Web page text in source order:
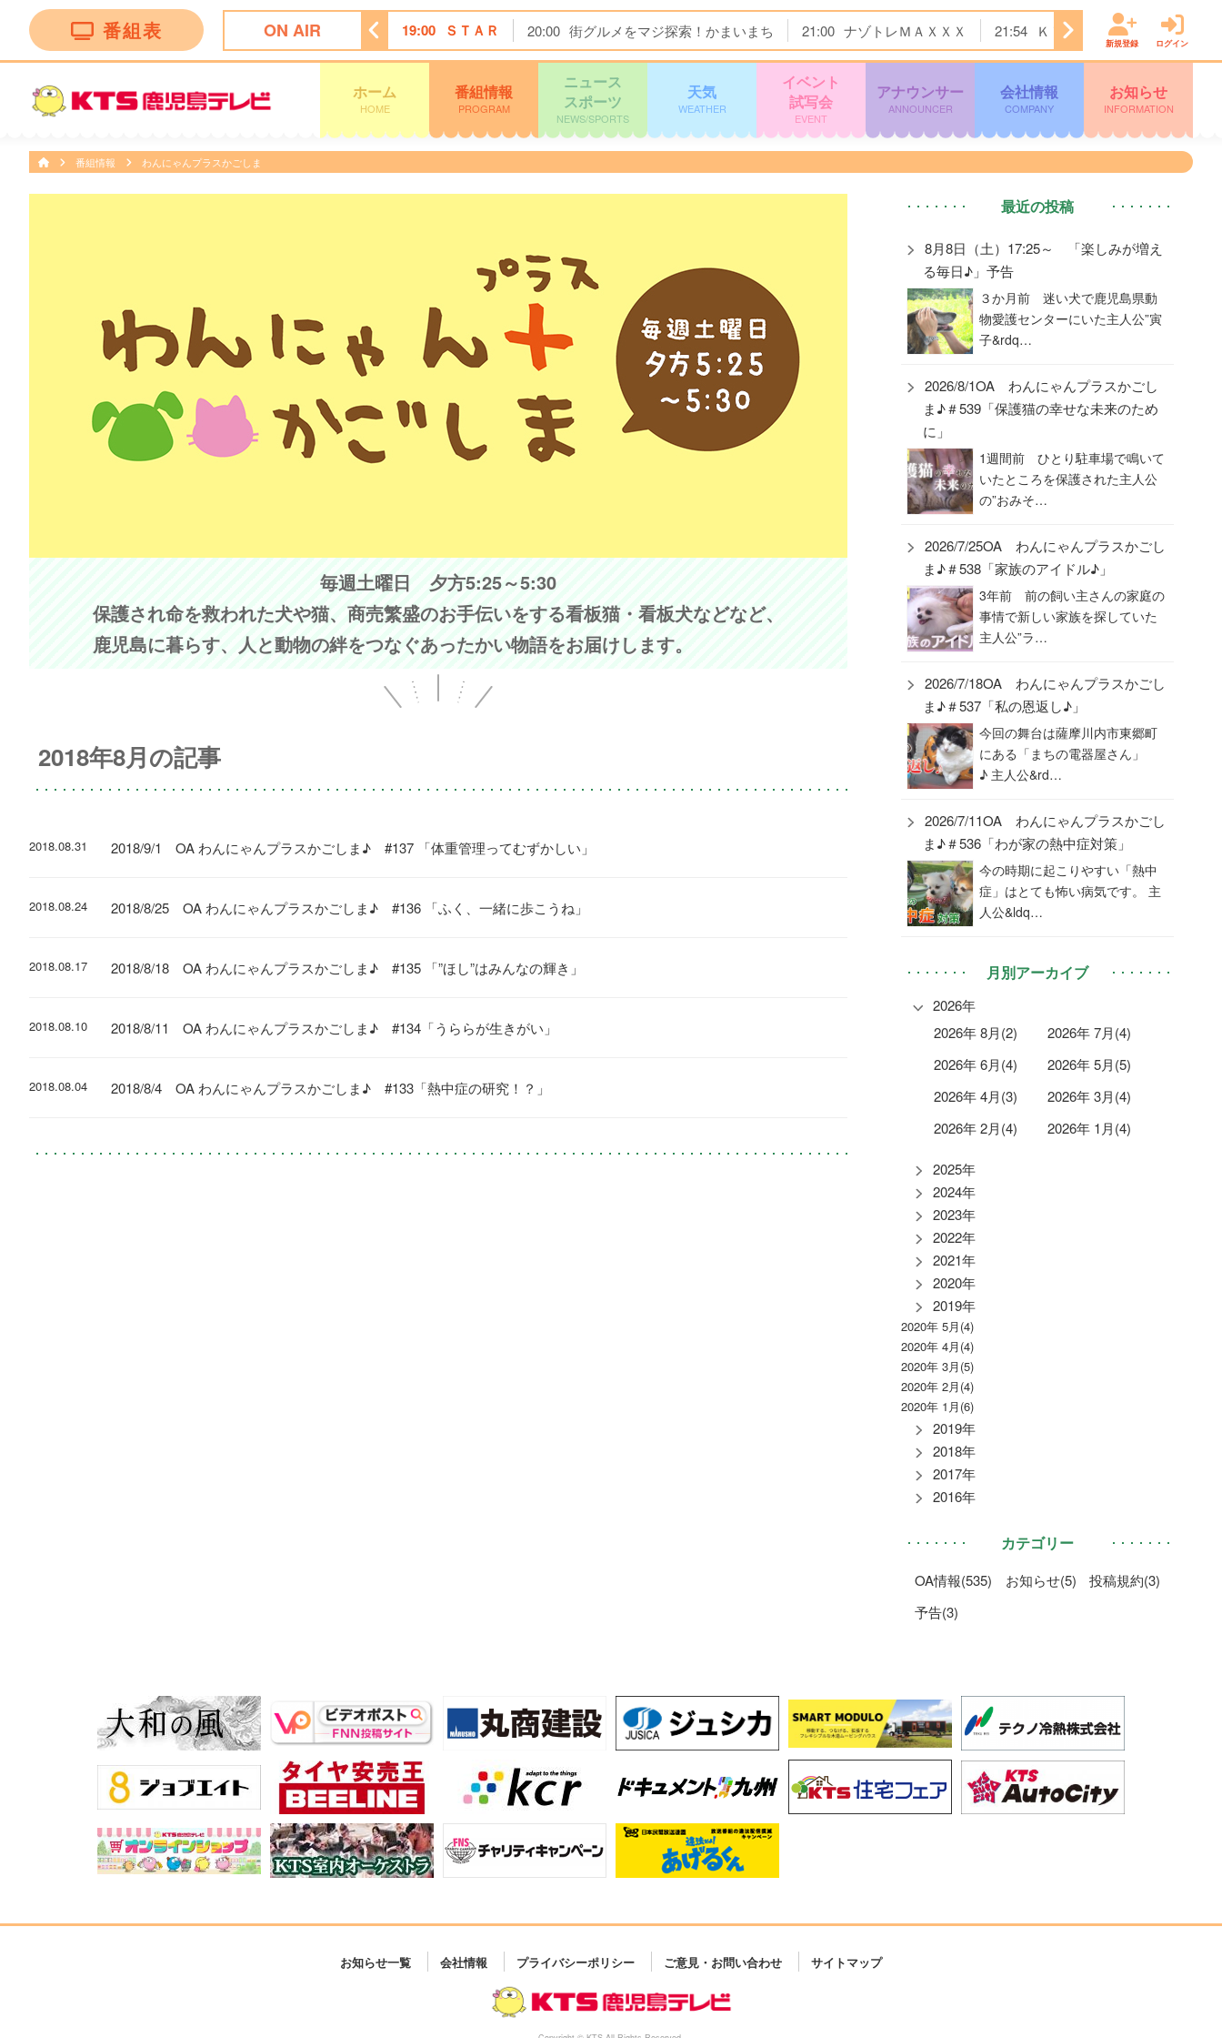
番組表 ON AIR
ｅｗｓ イット！第１部 18:09 ＫＴＳライブニュース 19:00 ＳＴＡＲ 20:00 街グルメをマジ探索！かまいまち 21:00 ナゾトレＭＡＸＸＸ 21:54 ＫＴＳニュース 22:00
新規登録 ログイン
ホーム
HOME
番組情報
PROGRAM
ニュース
スポーツ
NEWS/SPORTS
天気
WEATHER
イベント
試写会
EVENT
アナウンサー
ANNOUNCER
会社情報
COMPANY
お知らせ
INFORMATION
番組情報 わんにゃんプラスかごしま
毎週土曜日 夕方5:25～5:30
保護され命を救われた犬や猫、商売繁盛のお手伝いをする看板猫・看板犬などなど、
鹿児島に暮らす、人と動物の絆をつなぐあったかい物語をお届けします。
2018年8月の記事
2018.08.31 2018/9/1 OA わんにゃんプラスかごしま♪ #137 「体重管理ってむずかしい」
2018.08.24 2018/8/25 OA わんにゃんプラスかごしま♪ #136 「ふく、一緒に歩こうね」
2018.08.17 2018/8/18 OA わんにゃんプラスかごしま♪ #135 「”ほし”はみんなの輝き」
2018.08.10 2018/8/11 OA わんにゃんプラスかごしま♪ #134「うららが生きがい」
2018.08.04 2018/8/4 OA わんにゃんプラスかごしま♪ #133「熱中症の研究！？」
最近の投稿
8月8日（土）17:25～ 「楽しみが増え
る毎日♪」予告
３か月前 迷い犬で鹿児島県動
物愛護センターにいた主人公”寅
子&rdq…
2026/8/1OA わんにゃんプラスかごし
ま♪＃539「保護猫の幸せな未来のため
に」
1週間前 ひとり駐車場で鳴いて
いたところを保護された主人公
の”おみそ…
2026/7/25OA わんにゃんプラスかごし
ま♪＃538「家族のアイドル♪」
3年前 前の飼い主さんの家庭の
事情で新しい家族を探していた
主人公”ラ…
2026/7/18OA わんにゃんプラスかごし
ま♪＃537「私の恩返し♪」
今回の舞台は薩摩川内市東郷町
にある「まちの電器屋さん」
♪ 主人公&rd…
2026/7/11OA わんにゃんプラスかごし
ま♪＃536「わが家の熱中症対策」
今の時期に起こりやすい「熱中
症」はとても怖い病気です。 主
人公&ldq…
月別アーカイブ
2026年
2026年 8月(2)
2026年 7月(4)
2026年 6月(4)
2026年 5月(5)
2026年 4月(3)
2026年 3月(4)
2026年 2月(4)
2026年 1月(4)
2025年
2024年
2023年
2022年
2021年
2020年
2019年
2020年 5月(4)
2020年 4月(4)
2020年 3月(5)
2020年 2月(4)
2020年 1月(6)
2019年
2018年
2017年
2016年
カテゴリー
OA情報(535) お知らせ(5)
投稿規約(3)
予告(3)
お知らせ一覧 会社情報 プライバシーポリシー ご意見・お問い合わせ サイトマップ